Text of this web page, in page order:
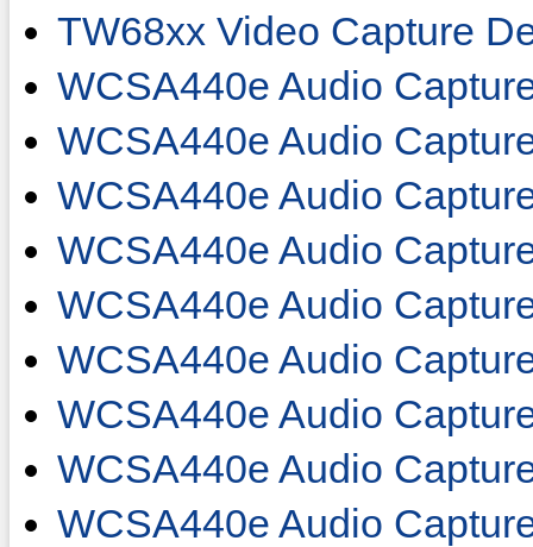
TW68xx Video Capture
WCSA440e Audio
WCSA440e Audio
WCSA440e Audio
WCSA440e Audio
WCSA440e Audio
WCSA440e Audio
WCSA440e Audio
WCSA440e Audio
WCSA440e Audio